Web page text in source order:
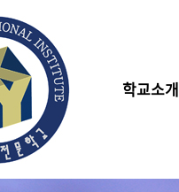
학교소개